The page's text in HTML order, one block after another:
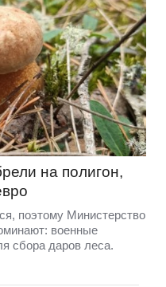
на полигон,
поэтому Министерство
военные
сбора даров леса.